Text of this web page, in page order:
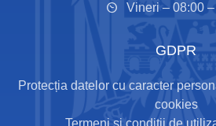
Vineri – 08:00
GDPR
Protecția datelor cu caracter
cookies
Termeni și condiții de